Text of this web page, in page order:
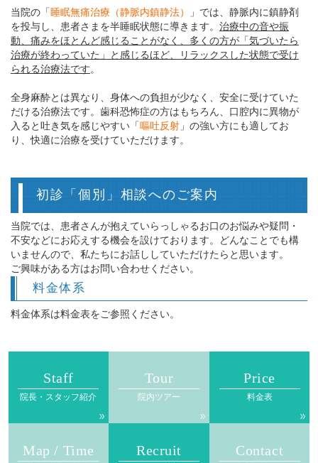
当院の「 睡眠無痛治療（静脈内鎮静法）
」では、静脈内に鎮静剤
を投与し、患者さまを半睡眠状態に導きます。 治療中の音や振
動、痛みをほとんど感じることがなく、多くの方が「気づいたら
治療が終わっていた」と感じるほど、リラックスした状態で受け
られる治療法です 。
全身麻酔とは異なり、身体への負担が少なく、安全に受けていた
だける治療法です。歯科恐怖症の方はもちろん、口腔内に異物が
入ると吐き気を感じやすい「 嘔吐反射」の強い方にも適してお
り、快適に治療を受けていただけます。
初診「個別」相談へのご案内
当院では、患者さんが抱えていらっしゃるお口のお悩みや疑問・
不安などにお応えする機会を設けております。どんなことでも構
いませんので、私たちにお話ししていただけたらと思います。
ご興味がある方はお問い合わせください。
料金体系
料金体系は料金表をご参照ください。
Staff
院長・スタッフ紹介
Tour
院内ツアー
Price
料金表
Map / Time Recruit Contact